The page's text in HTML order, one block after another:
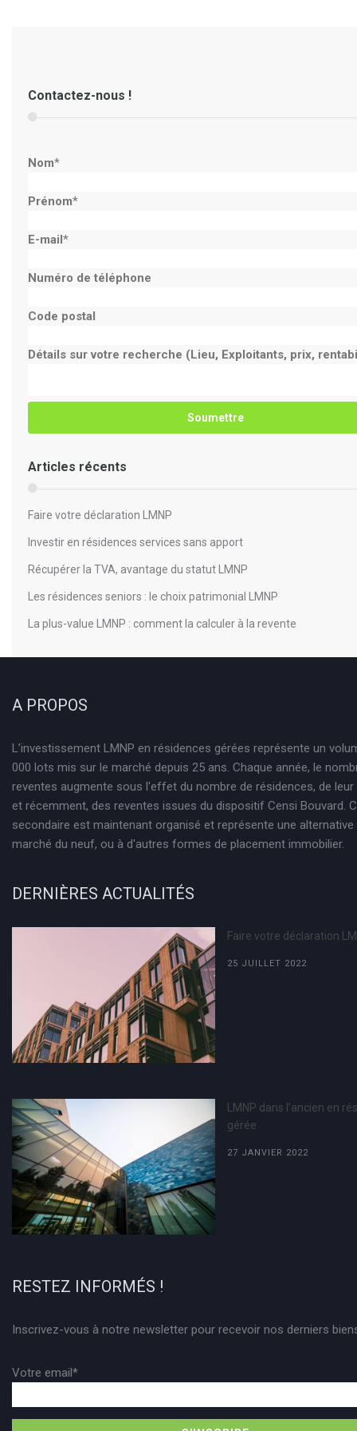
Contactez-nous !
Nom*
Prénom*
E-mail *
Numéro de téléphone
Code postal
Détails sur votre recherche (Lieu, Exploitants, prix,
Articles récents
Faire votre déclaration LMNP
Investir en résidences services sans apport
Récupérer la TVA, avantage du statut LMNP
Les résidences seniors : le choix patrimonial LMNP
La plus-value LMNP : comment la calculer à la revente
A PROPOS
L’investissement LMNP en résidences gérées représente un
000 lots mis sur le marché depuis 25 ans. Chaque année, le
reventes augmente sous l'effet du nombre de résidences, de leur
et récemment, des reventes issues du dispositif Censi Bouvard.
secondaire est maintenant organisé et représente une alternative
marché du neuf, ou à d'autres formes de placement immobilier.
DERNIÈRES ACTUALITÉS
Faire votre déclaration
25 JUILLET 2022
LMNP dans l’ancien en
gérée
27 JANVIER 2022
RESTEZ INFORMÉS !
Inscrivez-vous à notre newsletter pour recevoir nos derniers
Votre email*